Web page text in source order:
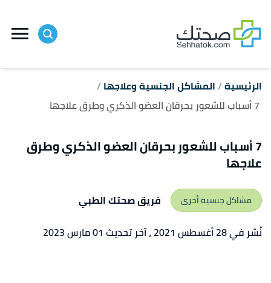
الرئيسية المشاكل الجنسية وعلاجها
7 أسباب للشعور بحرقان العضو الذكري وطرق علاجها
7 أسباب للشعور بحرقان العضو الذكري وطرق
علاجها
مشاكل جنسية أخرى
فريق صحتك الطبي
نُشر في 28 أغسطس 2021
، آخر تحديث 01 مارس 2023